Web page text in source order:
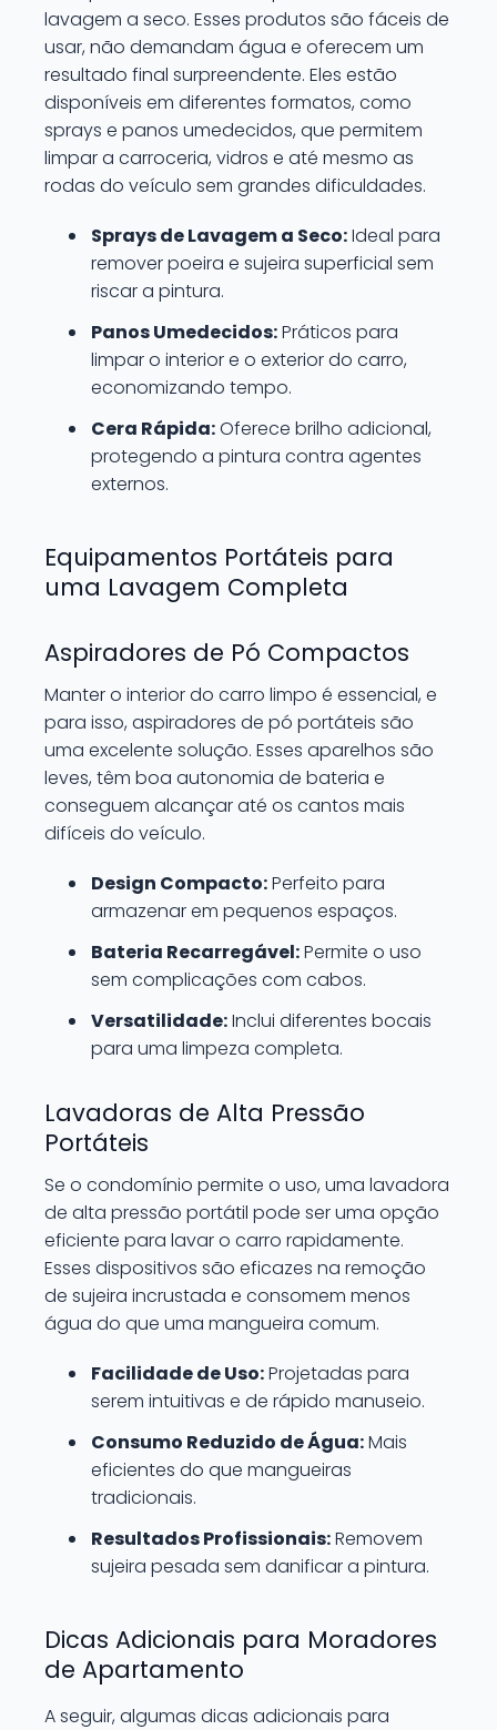
lavagem a seco. Esses produtos são fáceis de
usar, não demandam água e oferecem um
resultado final surpreendente. Eles estão
disponíveis em diferentes formatos, como
sprays e panos umedecidos, que permitem
limpar a carroceria, vidros e até mesmo as
rodas do veículo sem grandes dificuldades.
Sprays de Lavagem a Seco:Ideal para
remover poeira e sujeira superficial sem
riscar a pintura.
Panos Umedecidos:Práticos para
limpar o interior e o exterior do carro,
economizando tempo.
Cera Rápida:Oferece brilho adicional,
protegendo a pintura contra agentes
externos.
Equipamentos Portáteis para
uma Lavagem Completa
Aspiradores de Pó Compactos
Manter o interior do carro limpo é essencial, e
para isso, aspiradores de pó portáteis são
uma excelente solução. Esses aparelhos são
leves, têm boa autonomia de bateria e
conseguem alcançar até os cantos mais
difíceis do veículo.
Design Compacto:Perfeito para
armazenar em pequenos espaços.
Bateria Recarregável:Permite o uso
sem complicações com cabos.
Versatilidade:Inclui diferentes bocais
para uma limpeza completa.
Lavadoras de Alta Pressão
Portáteis
Se o condomínio permite o uso, uma lavadora
de alta pressão portátil pode ser uma opção
eficiente para lavar o carro rapidamente.
Esses dispositivos são eficazes na remoção
de sujeira incrustada e consomem menos
água do que uma mangueira comum.
Facilidade de Uso:Projetadas para
serem intuitivas e de rápido manuseio.
Consumo Reduzido de Água:Mais
eficientes do que mangueiras
tradicionais.
Resultados Profissionais:Removem
sujeira pesada sem danificar a pintura.
Dicas Adicionais para Moradores
de Apartamento
A seguir, algumas dicas adicionais para